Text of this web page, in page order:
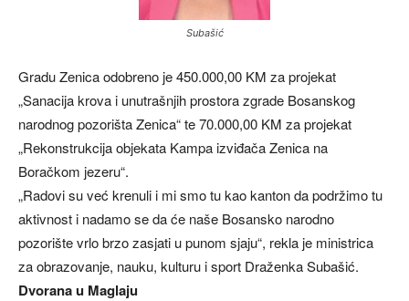
Subašić
Gradu Zenica odobreno je 450.000,00 KM za projekat
„Sanacija krova i unutrašnjih prostora zgrade Bosanskog
narodnog pozorišta Zenica“ te 70.000,00 KM za projekat
„Rekonstrukcija objekata Kampa izviđača Zenica na
Boračkom jezeru“.
„Radovi su već krenuli i mi smo tu kao kanton da podržimo tu
aktivnost i nadamo se da će naše Bosansko narodno
pozorište vrlo brzo zasjati u punom sjaju“, rekla je ministrica
za obrazovanje, nauku, kulturu i sport Draženka Subašić.
Dvorana u Maglaju